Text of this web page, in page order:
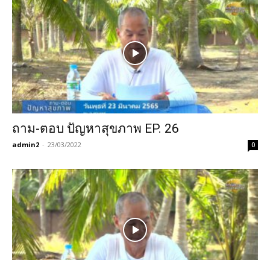
ถาม-ตอบ ปัญหาสุขภาพ EP. 26
admin2 - 23/03/2022 0